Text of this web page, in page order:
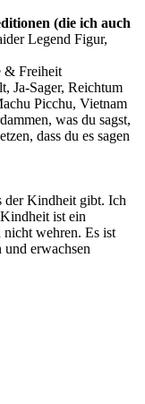
(die ich auch
Legend Figur,
& Freiheit
Ja-Sager, Reichtum
Picchu, Vietnam
was du sagst,
dass du es sagen
der Kindheit gibt. Ich
ist ein
wehren. Es ist
erwachsen